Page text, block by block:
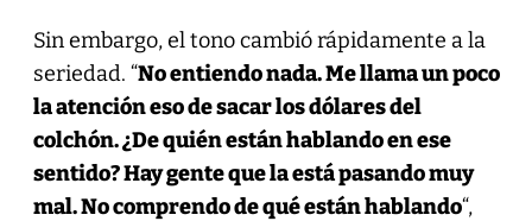
Sin embargo, el tono cambió rápidamente a la
seriedad. “No entiendo nada. Me llama un poco
la atención eso de sacar los dólares del
colchón. ¿De quién están hablando en ese
sentido? Hay gente que la está pasando muy
mal. No comprendo de qué están hablando“,